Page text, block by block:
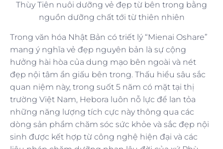
Thùy Tiên nuôi dưỡng vẻ đẹp từ bên trong bằng
nguồn dưỡng chất tới từ thiên nhiên
Trong văn hóa Nhật Bản có triết lý “Mienai Oshare”
mang ý nghĩa vẻ đẹp nguyên bản là sự cộng
hưởng hài hòa của dung mạo bên ngoài và nét
đẹp nội tâm ẩn giấu bên trong. Thấu hiểu sâu sắc
quan niệm này, trong suốt 5 năm có mặt tại thị
trường Việt Nam, Hebora luôn nỗ lực để lan tỏa
những năng lượng tích cực này thông qua các
dòng sản phẩm chăm sóc sức khỏe và sắc đẹp nội
sinh được kết hợp từ công nghệ hiện đại và các